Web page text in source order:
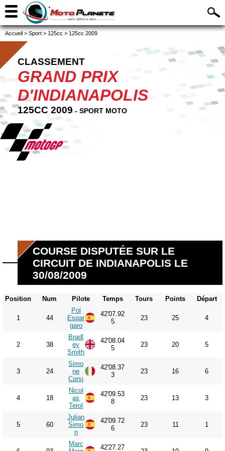
Accueil > Sport > 125cc > 125cc 2009
CLASSEMENT
GRAND PRIX
D'INDIANAPOLIS
125CC 2009 - SPORT MOTO
COURSE DISPUTÉE SUR LE
CIRCUIT DE INDIANAPOLIS LE
30/08/2009
Position Num Pilote Temps Tours Points Départ
1 44
Pol
Espar
garo
42'07.92
5
23 25 4
2 38
Bradl
ey
Smith
42'08.04
5
23 20 5
3 24
Simo
ne
Corsi
42'08.37
3
23 16 6
4 18
Nicol
as
Terol
42'09.53
8
23 13 3
5 60
Julian
Simo
n
42'09.72
6
23 11 1
Marc
42'27.27